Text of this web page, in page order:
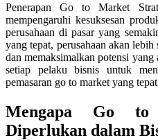
Penerapan Go to Market
mempengaruhi kesuksesan
perusahaan di pasar yang
yang tepat, perusahaan akan
dan memaksimalkan potensi
setiap pelaku bisnis untuk
pemasaran go to market yang
Mengapa Go to
Diperlukan dalam